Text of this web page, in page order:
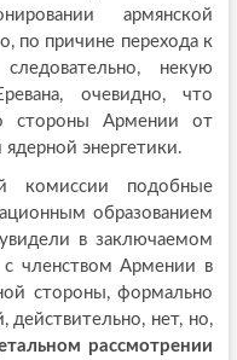
армянской
по причине перехода к
некую
очевидно, что
стороны Армении от
энергетики.
комиссии подобные
образованием
в заключаемом
членством Армении в
стороны, формально
действительно, нет, но,
рассмотрении